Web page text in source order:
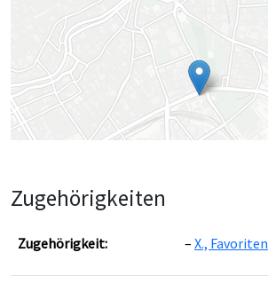
Zugehörigkeiten
Zugehörigkeit: X., Favoriten